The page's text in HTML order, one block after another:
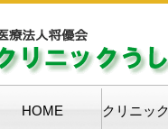
HOME クリニッ